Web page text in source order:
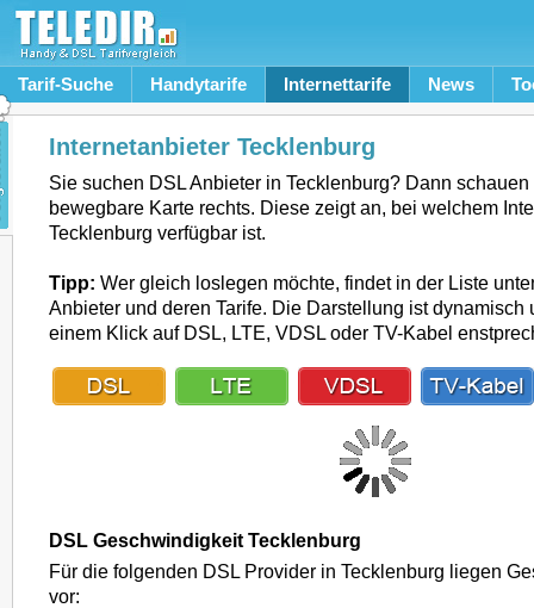
Tarif-Suche Handytarife Internettarife News
Internetanbieter Tecklenburg
Sie suchen DSL Anbieter in Tecklenburg? Dann
bewegbare Karte rechts. Diese zeigt an, bei welchem
Tecklenburg verfügbar ist.
Tipp: Wer gleich loslegen möchte, findet in der Liste
Anbieter und deren Tarife. Die Darstellung ist dynamisch
einem Klick auf DSL, LTE, VDSL oder TV-Kabel
DSL Geschwindigkeit Tecklenburg
Für die folgenden DSL Provider in Tecklenburg liegen
vor: